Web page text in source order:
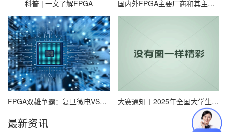
FPGA未来可能用于更多领域，如物联网、5G通信、量子计
算机等，实现更加复杂、高效的功能。 FPGA的优缺点 优
点 FPGA具有灵活性高、功耗低、运行速度快、扩展性强、
可重构性强等优点，适合于一些需要快速定制的应用场景。
缺点 FPGA的价格高、设计和开发门槛高、适用范围窄等缺
点，需要根据具体的应用需求进行评估。
FPGA未来发展方向 1 面向高性能计算的FPGA 随着计
科普 | 一文了解FPGA 国内外FPGA主要厂商和其主要芯片代表汇总
FPGA双雄争霸：复旦微电VS紫光国微，技术路线谁更硬核？ 大赛通知丨2025年全国大学生嵌入式芯片与系统设计竞赛FPGA创新设计赛道报名通知
最新资讯